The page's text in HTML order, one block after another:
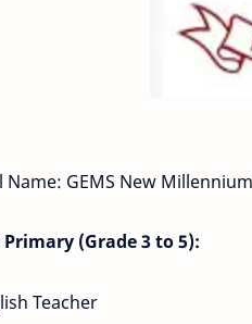
Name: GEMS New
Primary (Grade 3 to 5):
Teacher